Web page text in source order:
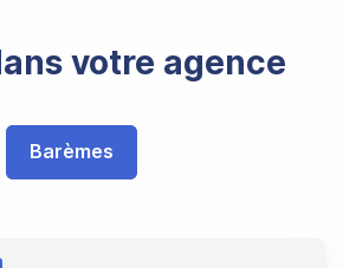
votre agence
Barèmes